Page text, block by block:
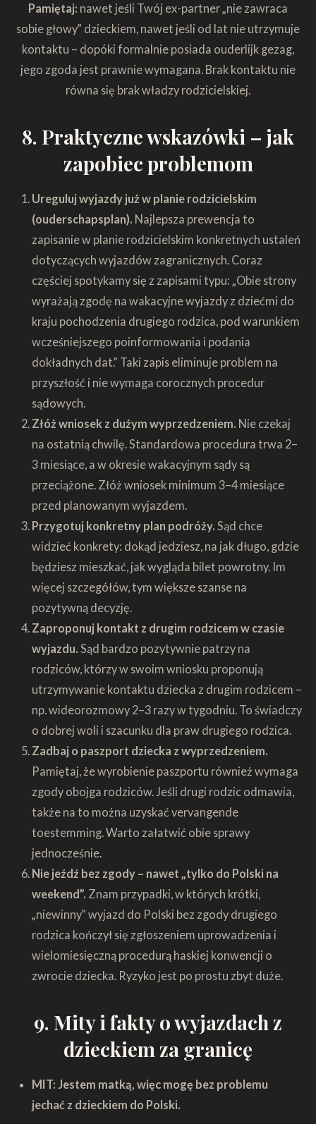
Pamiętaj: nawet jeśli Twój ex-partner „nie zawraca
sobie głowy” dzieckiem, nawet jeśli od lat nie utrzymuje
kontaktu – dopóki formalnie posiada ouderlijk gezag,
jego zgoda jest prawnie wymagana. Brak kontaktu nie
równa się brak władzy rodzicielskiej.
8. Praktyczne wskazówki – jak
zapobiec problemom
Ureguluj wyjazdy już w planie rodzicielskim
(ouderschapsplan). Najlepsza prewencja to
zapisanie w planie rodzicielskim konkretnych ustaleń
dotyczących wyjazdów zagranicznych. Coraz
częściej spotykamy się z zapisami typu: „Obie strony
wyrażają zgodę na wakacyjne wyjazdy z dziećmi do
kraju pochodzenia drugiego rodzica, pod warunkiem
wcześniejszego poinformowania i podania
dokładnych dat.” Taki zapis eliminuje problem na
przyszłość i nie wymaga corocznych procedur
sądowych.
Złóż wniosek z dużym wyprzedzeniem. Nie czekaj
na ostatnią chwilę. Standardowa procedura trwa 2–
3 miesiące, a w okresie wakacyjnym sądy są
przeciążone. Złóż wniosek minimum 3–4 miesiące
przed planowanym wyjazdem.
Przygotuj konkretny plan podróży. Sąd chce
widzieć konkrety: dokąd jedziesz, na jak długo, gdzie
będziesz mieszkać, jak wygląda bilet powrotny. Im
więcej szczegółów, tym większe szanse na
pozytywną decyzję.
Zaproponuj kontakt z drugim rodzicem w czasie
wyjazdu. Sąd bardzo pozytywnie patrzy na
rodziców, którzy w swoim wniosku proponują
utrzymywanie kontaktu dziecka z drugim rodzicem –
np. wideorozmowy 2–3 razy w tygodniu. To świadczy
o dobrej woli i szacunku dla praw drugiego rodzica.
Zadbaj o paszport dziecka z wyprzedzeniem.
Pamiętaj, że wyrobienie paszportu również wymaga
zgody obojga rodziców. Jeśli drugi rodzic odmawia,
także na to można uzyskać vervangende
toestemming. Warto załatwić obie sprawy
jednocześnie.
Nie jeźdź bez zgody – nawet „tylko do Polski na
weekend”. Znam przypadki, w których krótki,
„niewinny” wyjazd do Polski bez zgody drugiego
rodzica kończył się zgłoszeniem uprowadzenia i
wielomiesięczną procedurą haskiej konwencji o
zwrocie dziecka. Ryzyko jest po prostu zbyt duże.
9. Mity i fakty o wyjazdach z
dzieckiem za granicę
MIT: Jestem matką, więc mogę bez problemu
jechać z dzieckiem do Polski.